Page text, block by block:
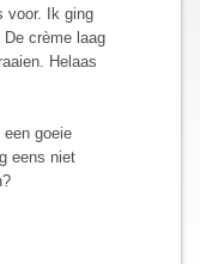
voor. Ik ging
crème laag
Helaas
goeie
eens niet